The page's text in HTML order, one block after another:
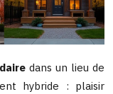
dans un lieu de
hybride : plaisir